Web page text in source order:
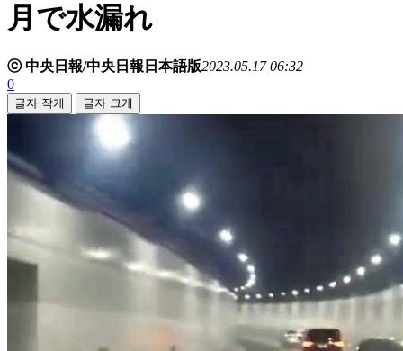
月で水漏れ
ⓒ 中央日報/中央日報日本語版2023.05.17 06:32
0
글자 작게 글자 크게